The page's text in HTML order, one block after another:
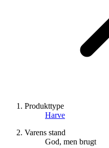
Produkttype
Harve
Varens stand
God, men brugt